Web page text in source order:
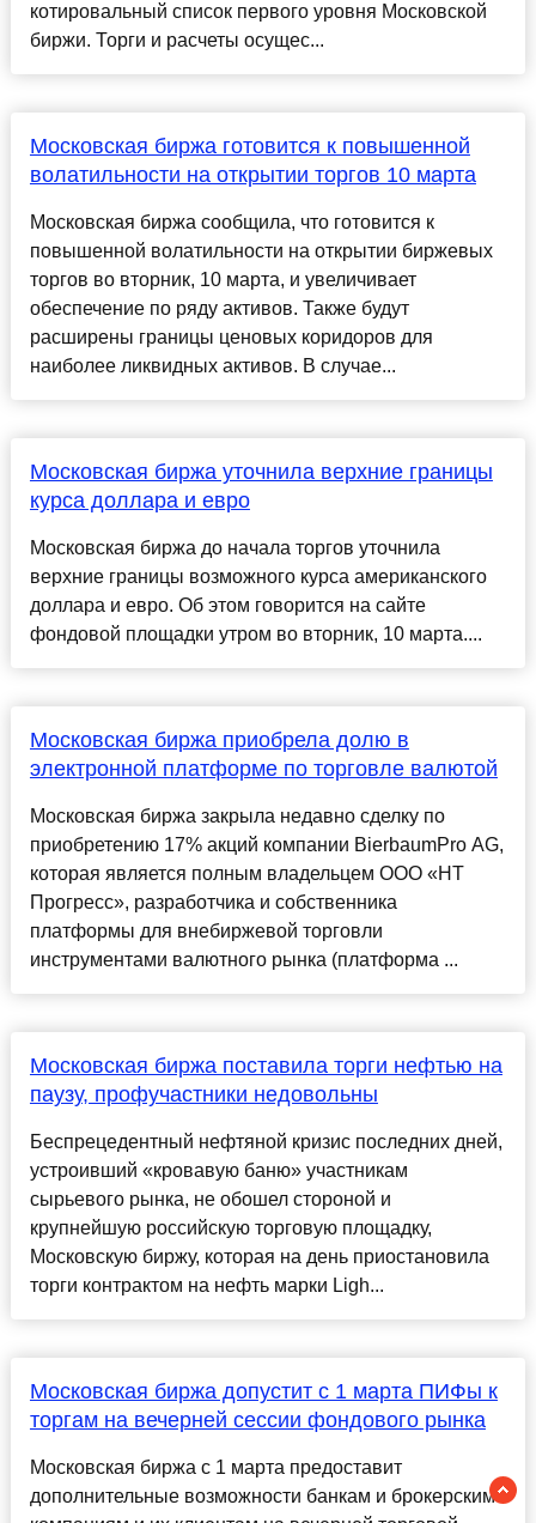
котировальный список первого уровня Московской
биржи. Торги и расчеты осущес...
Московская биржа готовится к повышенной
волатильности на открытии торгов 10 марта
Московская биржа сообщила, что готовится к
повышенной волатильности на открытии биржевых
торгов во вторник, 10 марта, и увеличивает
обеспечение по ряду активов. Также будут
расширены границы ценовых коридоров для
наиболее ликвидных активов. В случае...
Московская биржа уточнила верхние границы
курса доллара и евро
Московская биржа до начала торгов уточнила
верхние границы возможного курса американского
доллара и евро. Об этом говорится на сайте
фондовой площадки утром во вторник, 10 марта....
Московская биржа приобрела долю в
электронной платформе по торговле валютой
Московская биржа закрыла недавно сделку по
приобретению 17% акций компании BierbaumPro AG,
которая является полным владельцем ООО «НТ
Прогресс», разработчика и собственника
платформы для внебиржевой торговли
инструментами валютного рынка (платформа ...
Московская биржа поставила торги нефтью на
паузу, профучастники недовольны
Беспрецедентный нефтяной кризис последних дней,
устроивший «кровавую баню» участникам
сырьевого рынка, не обошел стороной и
крупнейшую российскую торговую площадку,
Московскую биржу, которая на день приостановила
торги контрактом на нефть марки Ligh...
Московская биржа допустит с 1 марта ПИФы к
торгам на вечерней сессии фондового рынка
Московская биржа с 1 марта предоставит
дополнительные возможности банкам и брокерским